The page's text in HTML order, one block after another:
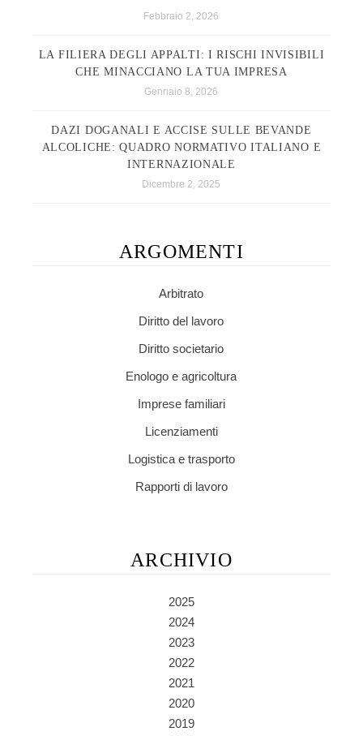
Febbraio 2, 2026
LA FILIERA DEGLI APPALTI: I RISCHI INVISIBILI
CHE MINACCIANO LA TUA IMPRESA
Gennaio 8, 2026
DAZI DOGANALI E ACCISE SULLE BEVANDE
ALCOLICHE: QUADRO NORMATIVO ITALIANO E
INTERNAZIONALE
Dicembre 2, 2025
ARGOMENTI
Arbitrato
Diritto del lavoro
Diritto societario
Enologo e agricoltura
Imprese familiari
Licenziamenti
Logistica e trasporto
Rapporti di lavoro
ARCHIVIO
2025
2024
2023
2022
2021
2020
2019